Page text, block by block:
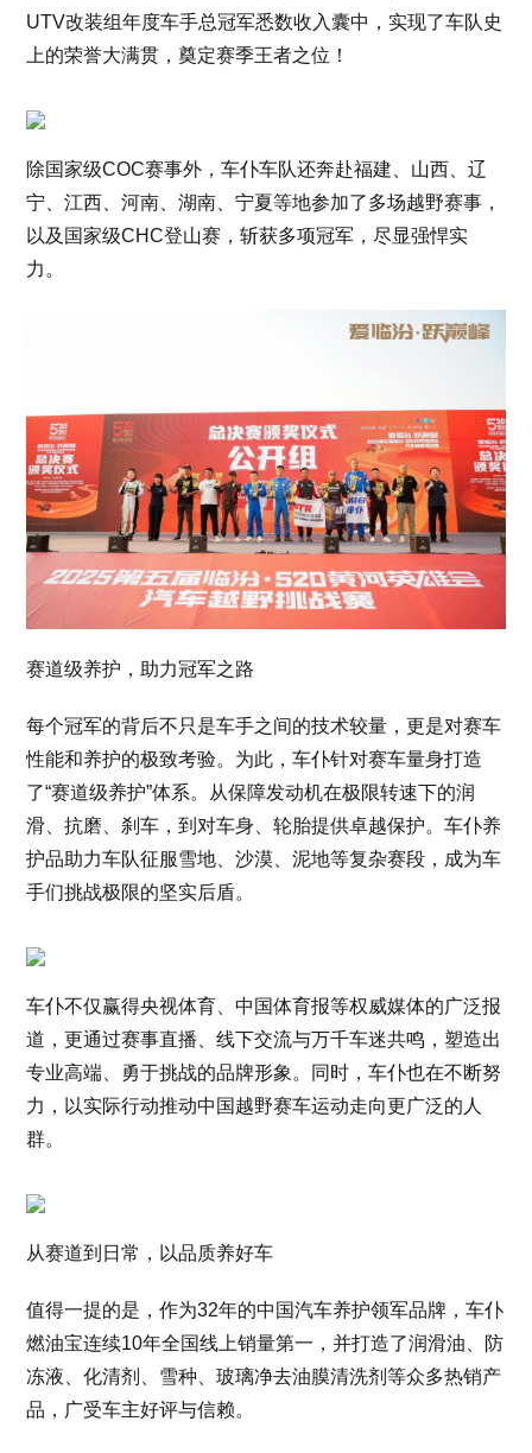
UTV改装组年度车手总冠军悉数收入囊中，实现了车队史
上的荣誉大满贯，奠定赛季王者之位！
除国家级COC赛事外，车仆车队还奔赴福建、山西、辽
宁、江西、河南、湖南、宁夏等地参加了多场越野赛事，
以及国家级CHC登山赛，斩获多项冠军，尽显强悍实
力。
赛道级养护，助力冠军之路
每个冠军的背后不只是车手之间的技术较量，更是对赛车
性能和养护的极致考验。为此，车仆针对赛车量身打造
了“赛道级养护”体系。从保障发动机在极限转速下的润
滑、抗磨、刹车，到对车身、轮胎提供卓越保护。车仆养
护品助力车队征服雪地、沙漠、泥地等复杂赛段，成为车
手们挑战极限的坚实后盾。
车仆不仅赢得央视体育、中国体育报等权威媒体的广泛报
道，更通过赛事直播、线下交流与万千车迷共鸣，塑造出
专业高端、勇于挑战的品牌形象。同时，车仆也在不断努
力，以实际行动推动中国越野赛车运动走向更广泛的人
群。
从赛道到日常，以品质养好车
值得一提的是，作为32年的中国汽车养护领军品牌，车仆
燃油宝连续10年全国线上销量第一，并打造了润滑油、防
冻液、化清剂、雪种、玻璃净去油膜清洗剂等众多热销产
品，广受车主好评与信赖。